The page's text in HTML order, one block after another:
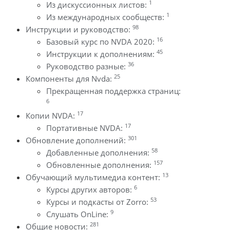
Из дискуссионных листов: 1
Из международных сообществ: 1
Инструкции и руководство: 98
Базовый курс по NVDA 2020: 16
Инструкции к дополнениям: 45
Руководство разные: 36
Компоненты для Nvda: 25
Прекращенная поддержка страниц:
6
Копии NVDA: 17
Портативные NVDA: 17
Обновление дополнений: 301
Добавленные дополнения: 58
Обновленные дополнения: 157
Обучающий мультимедиа контент: 13
Курсы других авторов: 6
Курсы и подкасты от Zorro: 53
Слушать OnLine: 9
Общие новости: 281